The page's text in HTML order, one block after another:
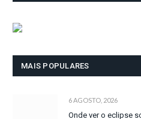
MAIS POPULARES
6 AGOSTO, 2026
Onde ver o eclipse